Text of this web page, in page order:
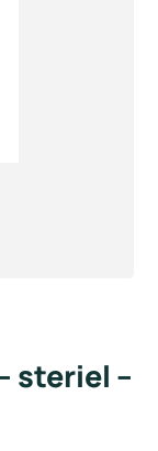
steriel –